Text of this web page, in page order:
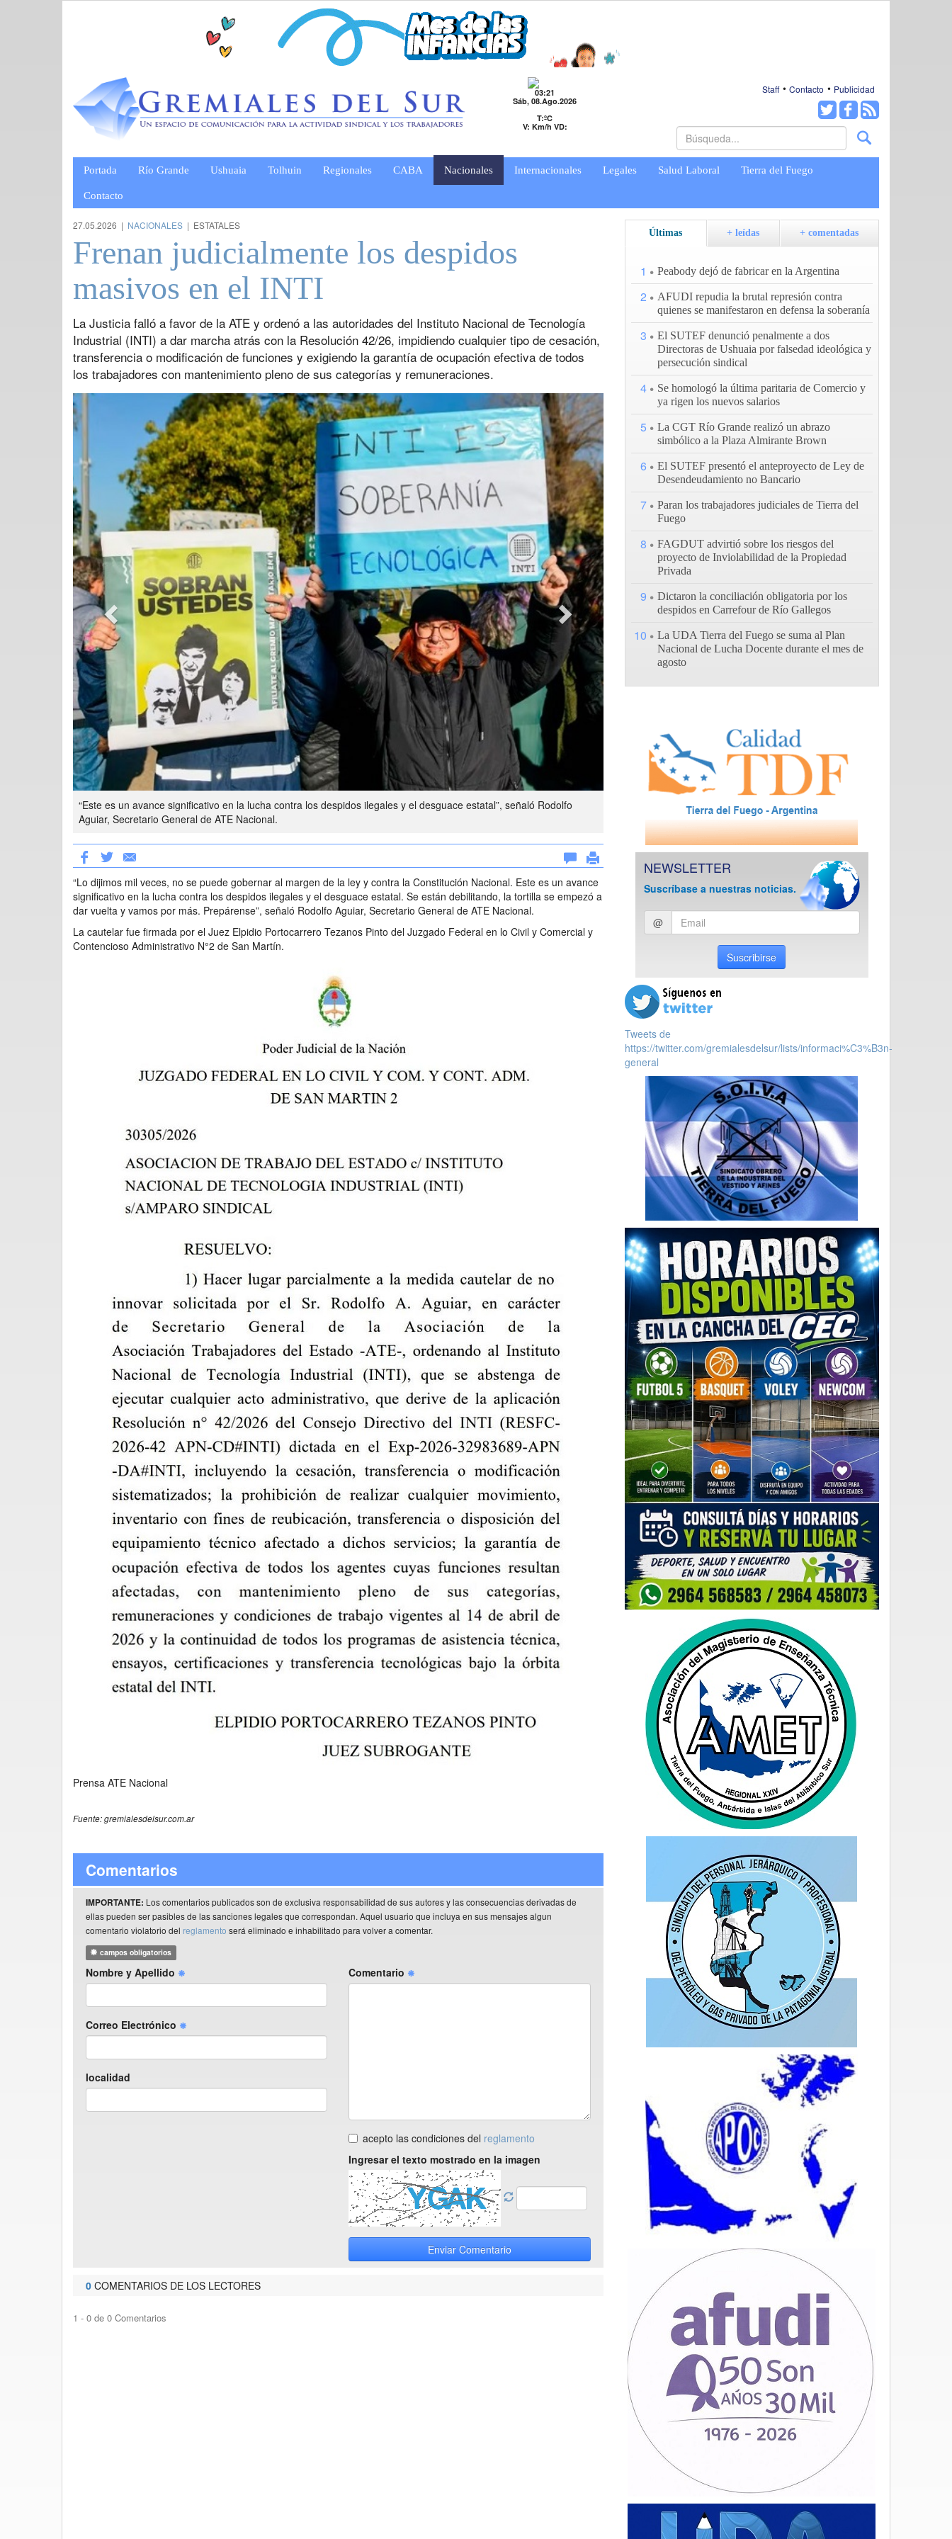
03:21
Sáb, 08.Ago.2026
T:ºC
V: Km/h VD:
Staff Contacto Publicidad
Portada Río Grande Ushuaia Tolhuin Regionales CABA Nacionales Internacionales Legales Salud Laboral Tierra del Fuego
Contacto
27.05.2026 | NACIONALES | ESTATALES
Frenan judicialmente los despidos
masivos en el INTI
La Justicia falló a favor de la ATE y ordenó a las autoridades del Instituto Nacional de Tecnología
Industrial (INTI) a dar marcha atrás con la Resolución 42/26, impidiendo cualquier tipo de cesación,
transferencia o modificación de funciones y exigiendo la garantía de ocupación efectiva de todos
los trabajadores con mantenimiento pleno de sus categorías y remuneraciones.
“Este es un avance significativo en la lucha contra los despidos ilegales y el desguace estatal”, señaló Rodolfo
Aguiar, Secretario General de ATE Nacional.
Next
“Lo dijimos mil veces, no se puede gobernar al margen de la ley y contra la Constitución Nacional. Este es un avance
significativo en la lucha contra los despidos ilegales y el desguace estatal. Se están debilitando, la tortilla se empezó a
dar vuelta y vamos por más. Prepárense”, señaló Rodolfo Aguiar, Secretario General de ATE Nacional.
La cautelar fue firmada por el Juez Elpidio Portocarrero Tezanos Pinto del Juzgado Federal en lo Civil y Comercial y
Contencioso Administrativo N°2 de San Martín.
Prensa ATE Nacional
Fuente: gremialesdelsur.com.ar
Comentarios
IMPORTANTE: Los comentarios publicados son de exclusiva responsabilidad de sus autores y las consecuencias derivadas de
ellas pueden ser pasibles de las sanciones legales que correspondan. Aquel usuario que incluya en sus mensajes algun
comentario violatorio del reglamento será eliminado e inhabilitado para volver a comentar.
campos obligatorios
Nombre y Apellido
Correo Electrónico
localidad
Comentario
acepto las condiciones del reglamento
Ingresar el texto mostrado en la imagen
Enviar Comentario
0 COMENTARIOS DE LOS LECTORES
1 - 0 de 0 Comentarios
Últimas + leídas + comentadas
1 Peabody dejó de fabricar en la Argentina
2
AFUDI repudia la brutal represión contra
quienes se manifestaron en defensa la soberanía
3
El SUTEF denunció penalmente a dos
Directoras de Ushuaia por falsedad ideológica y
persecución sindical
4
Se homologó la última paritaria de Comercio y
ya rigen los nuevos salarios
5
La CGT Río Grande realizó un abrazo
simbólico a la Plaza Almirante Brown
6
El SUTEF presentó el anteproyecto de Ley de
Desendeudamiento no Bancario
7
Paran los trabajadores judiciales de Tierra del
Fuego
8
FAGDUT advirtió sobre los riesgos del
proyecto de Inviolabilidad de la Propiedad
Privada
9
Dictaron la conciliación obligatoria por los
despidos en Carrefour de Río Gallegos
10
La UDA Tierra del Fuego se suma al Plan
Nacional de Lucha Docente durante el mes de
agosto
NEWSLETTER
Suscríbase a nuestras noticias.
Ingresar
email
@
Suscribirse
Tweets de
https://twitter.com/gremialesdelsur/lists/informaci%C3%B3n-
general